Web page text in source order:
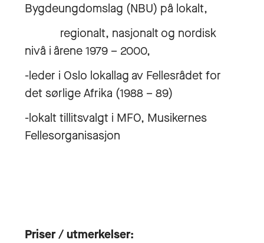
Bygdeungdomslag (NBU) på lokalt,
regionalt, nasjonalt og nordisk
nivå i årene 1979 – 2000,
-leder i Oslo lokallag av Fellesrådet for
det sørlige Afrika (1988 – 89)
-lokalt tillitsvalgt i MFO, Musikernes
Fellesorganisasjon
Priser / utmerkelser: